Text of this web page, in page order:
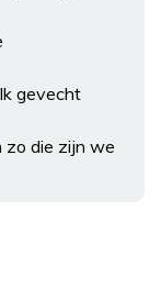
gevecht
zo die zijn we